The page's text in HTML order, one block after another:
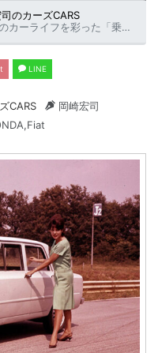
のカーズCARS
って、走って、楽しいクルマ」たちを大紹介
LINE
CARS
岡崎宏司